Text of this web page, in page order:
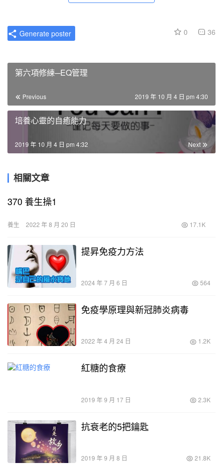
0 36
Generate poster
第六項修練─EQ管理
Previous 2019 年 10 月 4 日 pm 4:30
培養心靈的自癒能力
Next
2019 年 10 月 4 日 pm 4:32
相關文章
370 養生操1
養生 2022 年 8 月 20 日 17.1K
提昇免疫力方法
2024 年 7 月 6 日 564
免疫學原理與新冠肺炎病毒
2022 年 4 月 24 日 1.2K
紅糖的食療
2019 年 9 月 17 日 2.3K
抗衰老的5把鑰匙
2019 年 9 月 8 日 21.8K